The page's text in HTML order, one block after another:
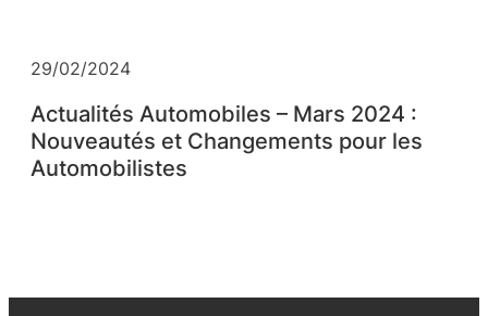
29/02/2024
Actualités Automobiles – Mars 2024 :
Nouveautés et Changements pour les
Automobilistes